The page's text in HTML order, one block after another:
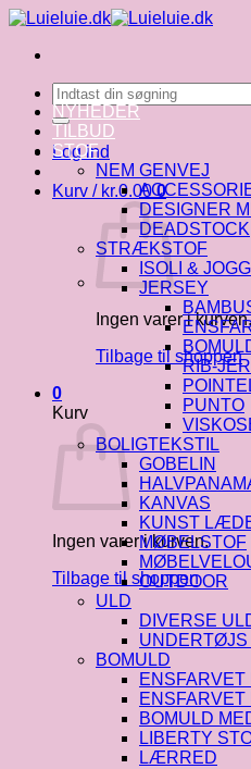
Fortsæt
indhold
Søg
efter:
Log ind
Kurv / kr.0.00 0
Ingen varer i kurven.
Tilbage til shoppen
0
Kurv
Ingen varer i kurven.
Tilbage til shoppen
NYHEDER
TILBUD
STOF
NEM GENVEJ
DESIGNER
DEADSTOCK
STRÆKSTOF
ISOLI &
JERSEY
RIB-
PUNTO
BOLIGTEKSTIL
GOBELIN
KANVAS
KUNST
MØBELSTOF
OUTDOOR
ULD
DIVERSE
UNDERTØJS
BOMULD
ENSFARVET
BOMULD
LIBERTY
LÆRRED